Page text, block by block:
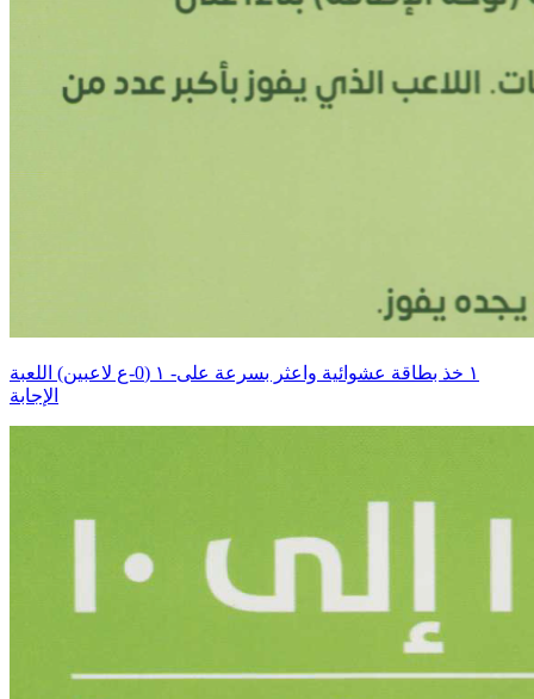
اللعبة ‎١‏ (0-ع لاعبين) ‎-١‏ خذ بطاقة عشوائية واعثر بسرعة على
الإجابة